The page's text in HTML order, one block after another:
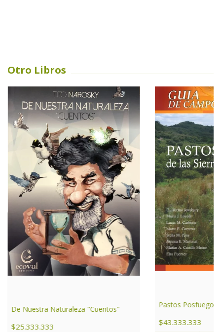
Otro Libros
De Nuestra Naturaleza "Cuentos"
$25.333.333
Pastos Posfuego
$43.333.333